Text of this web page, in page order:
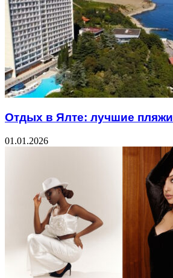
Отдых в Ялте: лучшие пляжи
01.01.2026